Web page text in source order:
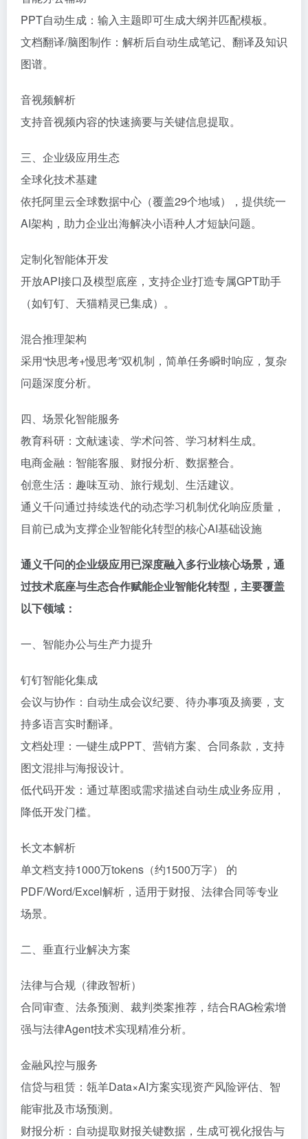
‌PPT自动生成‌：输入主题即可生成大纲并匹配模板。
‌文档翻译/脑图制作‌：解析后自动生成笔记、翻译及知识
图谱。
‌音视频解析‌
支持音视频内容的快速摘要与关键信息提取。
三、企业级应用生态
‌全球化技术基建‌
依托阿里云全球数据中心（覆盖29个地域），提供统一
AI架构，助力企业出海解决小语种人才短缺问题。
‌定制化智能体开发‌
开放API接口及模型底座，支持企业打造专属GPT助手
（如钉钉、天猫精灵已集成）。
‌混合推理架构‌
采用“快思考+慢思考”双机制，简单任务瞬时响应，复杂
问题深度分析。
四、场景化智能服务
‌教育科研‌：文献速读、学术问答、学习材料生成。
‌电商金融‌：智能客服、财报分析、数据整合。
‌创意生活‌：趣味互动、旅行规划、生活建议。
通义千问通过持续迭代的动态学习机制优化响应质量，
目前已成为支撑企业智能化转型的核心AI基础设施
通义千问的企业级应用已深度融入多行业核心场景，通
过技术底座与生态合作赋能企业智能化转型，主要覆盖
以下领域：
‌一、智能办公与生产力提升‌
‌钉钉智能化集成‌
‌会议与协作‌：自动生成会议纪要、待办事项及摘要，支
持多语言实时翻译。
‌文档处理‌：一键生成PPT、营销方案、合同条款，支持
图文混排与海报设计。
‌低代码开发‌：通过草图或需求描述自动生成业务应用，
降低开发门槛。
‌长文本解析‌
单文档支持‌1000万tokens（约1500万字）‌ 的
PDF/Word/Excel解析，适用于财报、法律合同等专业
场景。
‌二、垂直行业解决方案‌
‌法律与合规（律政智析）‌
合同审查、法条预测、裁判类案推荐，结合RAG检索增
强与法律Agent技术实现精准分析。
‌金融风控与服务‌
‌信贷与租赁‌：瓴羊Data×AI方案实现资产风险评估、智
能审批及市场预测。
‌财报分析‌：自动提取财报关键数据，生成可视化报告与